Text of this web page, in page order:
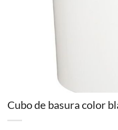
Cubo de basura color